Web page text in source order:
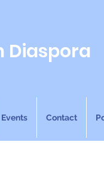
Diaspora
Events Contact